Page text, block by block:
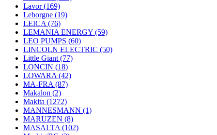
Lavor(169)
Leborgne (19)
LEICA (76)
LEMANIA ENERGY (59)
LEO PUMPS (60)
LINCOLN ELECTRIC (50)
Little Giant (77)
LONCIN (18)
LOWARA (42)
MA-FRA (87)
Makalon (2)
Makita (1272)
MANNESMANN (1)
MARUZEN (8)
MASALTA (102)